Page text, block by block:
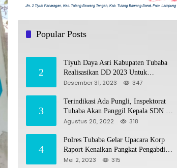
Popular PostsProgram Pembangunan
Juli 4, 2022
2
Tiyuh Daya Asri Kabupaten Tubaba
Realisasikan DD 2023 Untuk
Sejumlah Program Pembangunan
Desember 31, 2023 347
3
Terindikasi Ada Pungli, Inspektorat
Tubaba Akan Panggil Kepala SDN 7
Penumangan Baru
Agustus 20, 2022 318
4
Polres Tubaba Gelar Upacara Korp
Raport Kenaikan Pangkat Pengabdian
AKP Alaidin Effendi
Mei 2, 2023 315